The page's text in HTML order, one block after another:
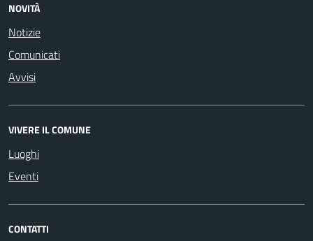
NOVITÀ
Notizie
Comunicati
Avvisi
VIVERE IL COMUNE
Luoghi
Eventi
CONTATTI